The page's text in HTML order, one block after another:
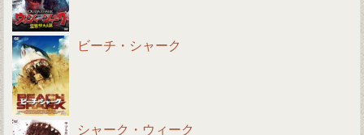
ビーチ・シャーク
シャーク・ウィーク